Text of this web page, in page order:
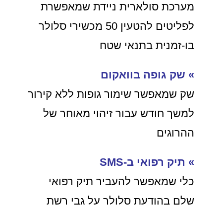
מערכת סולארית ניידת שמאפשרת
לפליטים להטעין 50 מכשירי סלולר
בו-זמנית בתנאי שטח
» שק גופה בוואקום
שק שמאפשר שימור גופות ללא קירור
למשך חודש עבור זיהוי מאוחר של
ההרוגים
» תיק רפואי ב-SMS
כלי שמאפשר להעביר תיק רפואי
שלם בהודעת סלולר על גבי רשת